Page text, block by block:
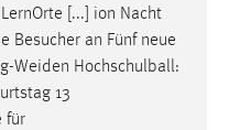
[...] ion Nacht
Besucher an Fünf neue
Weiden Hochschulball:
13
für